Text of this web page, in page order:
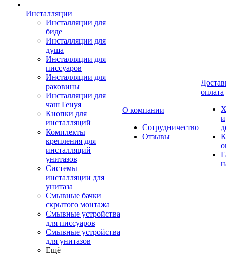
Инсталляции
Инсталляции для
биде
Инсталляции для
душа
Инсталляции для
писсуаров
Инсталляции для
раковины
Инсталляции для
чаш Генуя
Кнопки для
инсталляций
Комплекты
крепления для
инсталляций
унитазов
Системы
инсталляции для
унитаза
Смывные бачки
скрытого монтажа
Смывные устройства
для писсуаров
Смывные устройства
для унитазов
Ещё
О компании
Сотрудничество
Отзывы
оплата
и